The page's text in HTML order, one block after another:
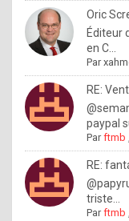
Oric
Éditeur
en C...
Par
RE:
paypal
Parftmb
RE:
triste...
Parftmb